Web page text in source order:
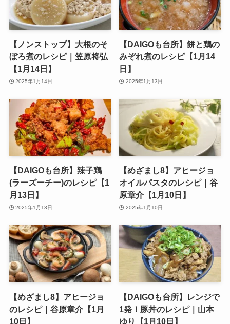
【ノンストップ】大根のそ
ぼろ煮のレシピ｜笠原将弘
【1月14日】
2025年1月14日
【DAIGOも台所】餅と鶏の
みぞれ煮のレシピ【1月14
日】
2025年1月13日
【DAIGOも台所】辣子鶏
(ラーズーチー)のレシピ【1
月13日】
2025年1月13日
【めざまし8】アヒージョ
オイルパスタのレシピ｜谷
原章介【1月10日】
2025年1月10日
【めざまし8】アヒージョ
のレシピ｜谷原章介【1月
10日】
【DAIGOも台所】レンジで
1発！豚丼のレシピ｜山本
ゆり【1月10日】